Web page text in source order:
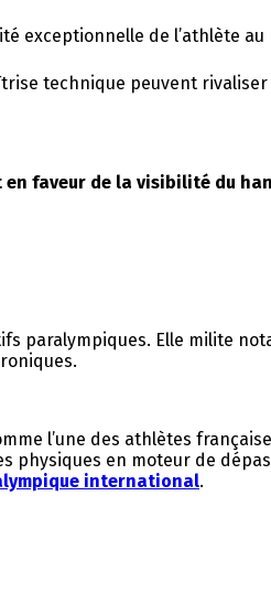
exceptionnelle de l’athlète au
technique peuvent
en faveur de la visibilité du
paralympiques. Elle milite
l’une des athlètes
en moteur de
international.